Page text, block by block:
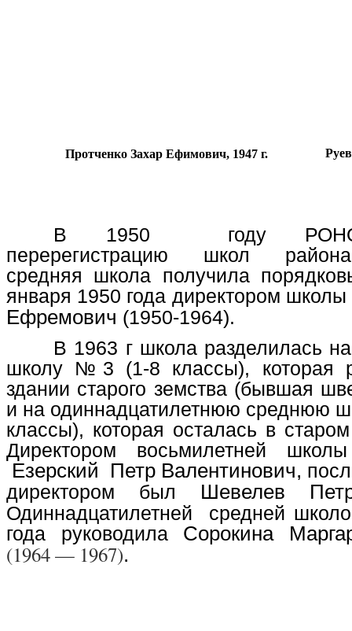
Протченко Захар Ефимович, 1947 г.
В 1950 году РОНО
перерегистрацию школ
средняя школа получила
января 1950 года директором
Ефремович (1950-1964).
В 1963 г школа разделилась
школу №3 (1-8 классы), которая
здании старого земства (бывшая
и на одиннадцатилетнюю среднюю
классы), которая осталась в
Директором восьмилетней
Езерский Петр Валентинович,
директором был Шевелев
Одиннадцатилетней средней
года руководила Сорокина
(1964 — 1967).